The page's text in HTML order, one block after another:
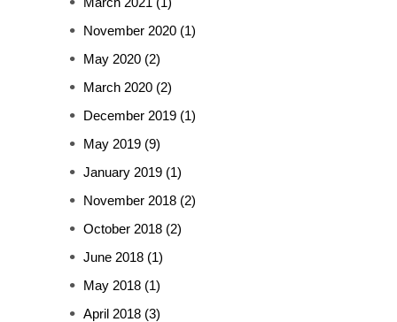
November 2020 (1)
May 2020 (2)
March 2020 (2)
December 2019 (1)
May 2019 (9)
January 2019 (1)
November 2018 (2)
October 2018 (2)
June 2018 (1)
May 2018 (1)
April 2018 (3)